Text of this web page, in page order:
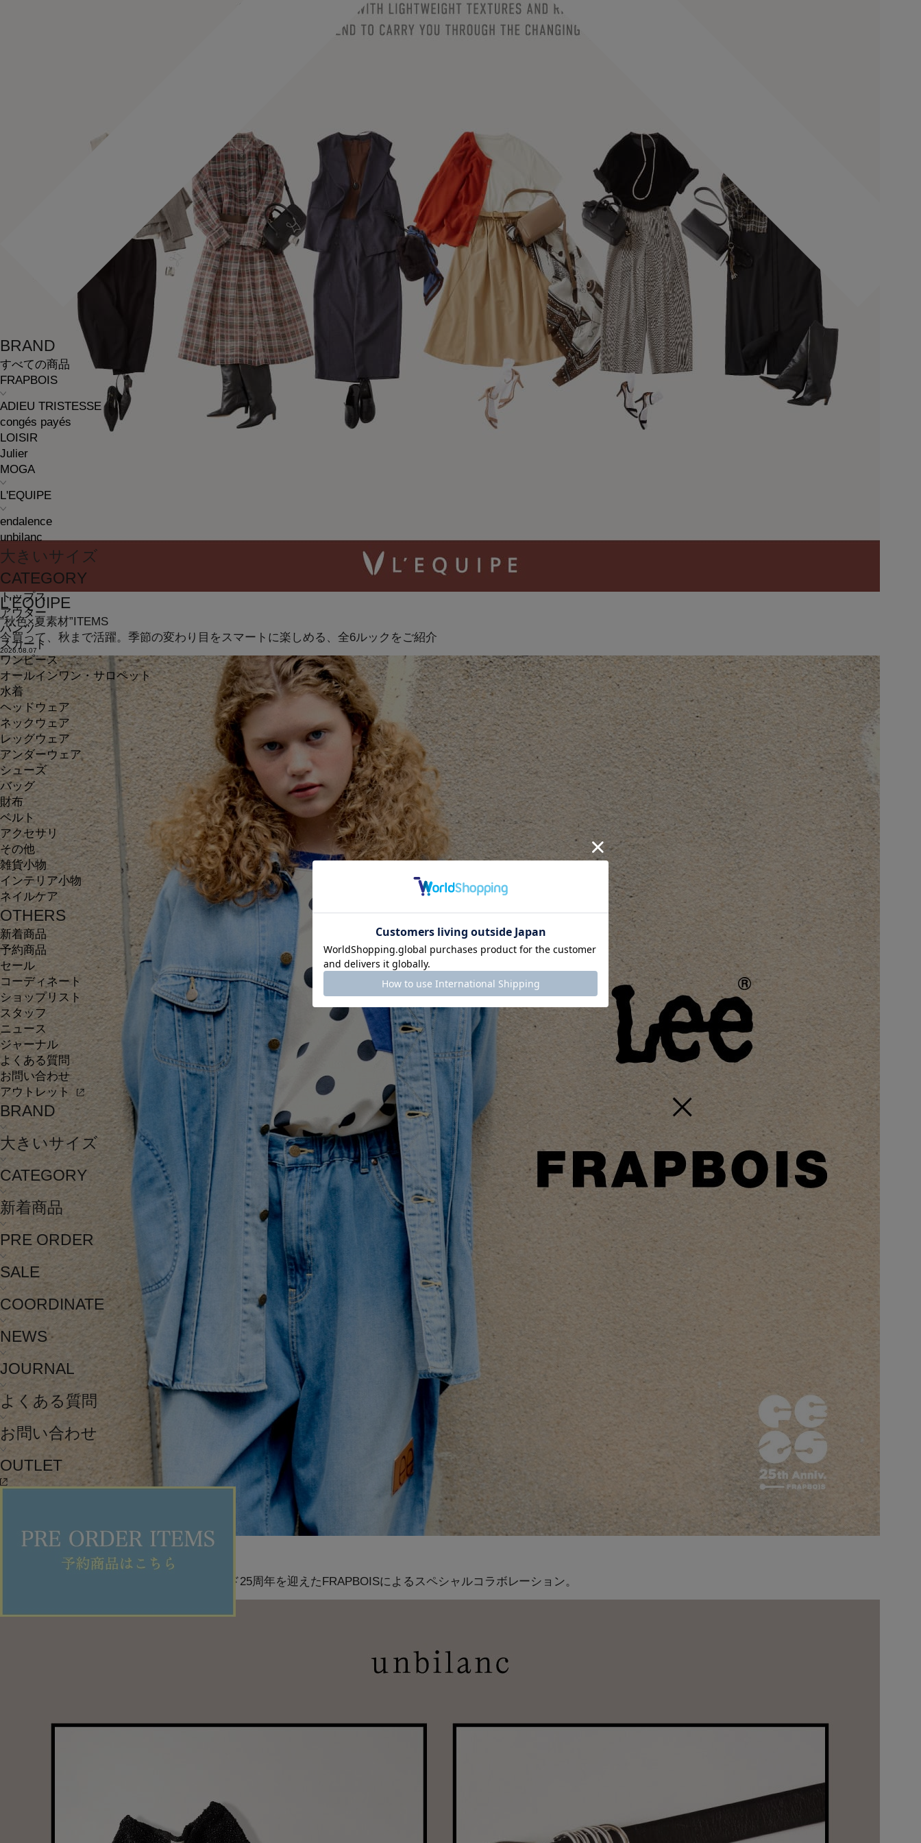
BRAND
すべての商品
FRAPBOIS
ADIEU TRISTESSE
congés payés
LOISIR
Julier
MOGA
L'EQUIPE
endalence
unbilanc
大きいサイズ
CATEGORY
トップス
アウター
パンツ
スカート
ワンピース
オールインワン・サロペット
水着
ヘッドウェア
ネックウェア
レッグウェア
アンダーウェア
シューズ
バッグ
財布
ベルト
アクセサリ
その他
雑貨小物
インテリア小物
ネイルケア
OTHERS
新着商品
予約商品
セール
コーディネート
ショップリスト
スタッフ
ニュース
ジャーナル
よくある質問
お問い合わせ
アウトレット
BRAND
大きいサイズ
CATEGORY
新着商品
PRE ORDER
SALE
COORDINATE
NEWS
JOURNAL
よくある質問
お問い合わせ
OUTLET
L'EQUIPE
”秋色×夏素材”ITEMS
今買って、秋まで活躍。季節の変わり目をスマートに楽しめる、全6ルックをご紹介
2026.08.07
FRAPBOIS
Lee × FRAPBOIS
世界的なデニムブランド「Lee」と、ブランド25周年を迎えたFRAPBOISによるスペシャルコラボレーション。